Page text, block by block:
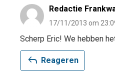
Redactie
17/11/2013 om
Scherp Eric! We hebben
reply Reageren